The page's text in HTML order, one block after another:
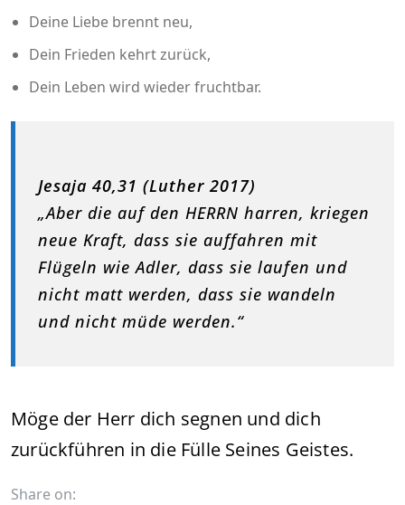
Deine Liebe brennt neu,
Dein Frieden kehrt zurück,
Dein Leben wird wieder fruchtbar.
Jesaja 40,31 (Luther 2017)
„Aber die auf den HERRN harren, kriegen
neue Kraft, dass sie auffahren mit
Flügeln wie Adler, dass sie laufen und
nicht matt werden, dass sie wandeln
und nicht müde werden.“
Möge der Herr dich segnen und dich
zurückführen in die Fülle Seines Geistes.
Share on: